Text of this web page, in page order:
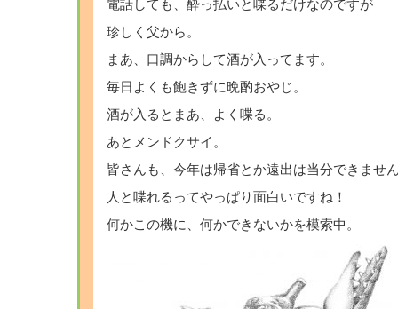
電話しても、酔っ払いと喋るだけなのですが
珍しく父から。
まあ、口調からして酒が入ってます。
毎日よくも飽きずに晩酌おやじ。
酒が入るとまあ、よく喋る。
あとメンドクサイ。
皆さんも、今年は帰省とか遠出は当分できませ
人と喋れるってやっぱり面白いですね！
何かこの機に、何かできないかを模索中。